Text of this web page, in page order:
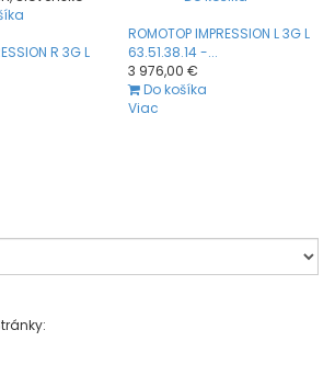
R 3G L
ROMOTOP IMPRESSION L 3G L
63.51.38.14 -...
3 976,00 €
Do košíka
Viac